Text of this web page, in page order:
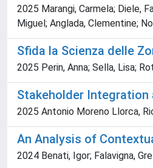
2025 Marangi, Carmela; Diele,
Miguel; Anglada, Clementine;
Sfida la Scienza delle
2025 Perin, Anna; Sella, Lisa;
Stakeholder Integration
2025 Antonio Moreno Llorca,
An Analysis of
2024 Benati, Igor; Falavigna,